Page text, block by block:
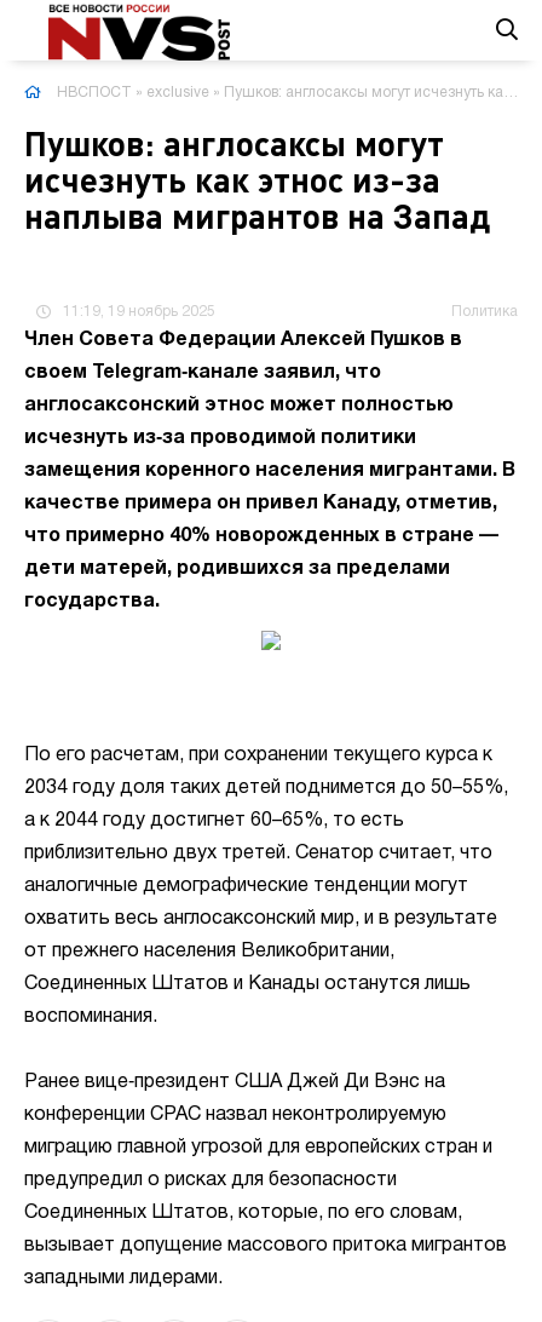
НВСПОСТ » exclusive » Пушков: англосаксы могут исчезнуть как этнос из-за наплыва мигрантов на Запад
Пушков: англосаксы могут
исчезнуть как этнос из-за
наплыва мигрантов на Запад
11:19, 19 ноябрь 2025 Политика
Член Совета Федерации Алексей Пушков в
своем Telegram‑канале заявил, что
англосаксонский этнос может полностью
исчезнуть из‑за проводимой политики
замещения коренного населения мигрантами. В
качестве примера он привел Канаду, отметив,
что примерно 40% новорожденных в стране —
дети матерей, родившихся за пределами
государства.
По его расчетам, при сохранении текущего курса к
2034 году доля таких детей поднимется до 50–55%,
а к 2044 году достигнет 60–65%, то есть
приблизительно двух третей. Сенатор считает, что
аналогичные демографические тенденции могут
охватить весь англосаксонский мир, и в результате
от прежнего населения Великобритании,
Соединенных Штатов и Канады останутся лишь
воспоминания.
Ранее вице‑президент США Джей Ди Вэнс на
конференции CPAC назвал неконтролируемую
миграцию главной угрозой для европейских стран и
предупредил о рисках для безопасности
Соединенных Штатов, которые, по его словам,
вызывает допущение массового притока мигрантов
западными лидерами.